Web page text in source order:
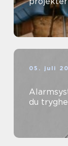
05. juli
du